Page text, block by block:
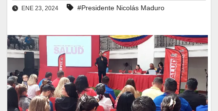
ENE 23, 2024 #Presidente Nicolás Maduro